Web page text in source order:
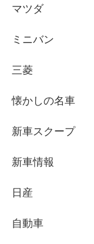
マツダ
ミニバン
三菱
懐かしの名車
新車スクープ
新車情報
日産
自動車